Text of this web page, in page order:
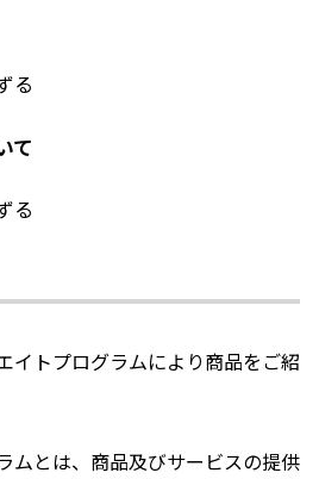
る
て
る
イトプログラムにより商品をご紹
ムとは、商品及びサービスの提供